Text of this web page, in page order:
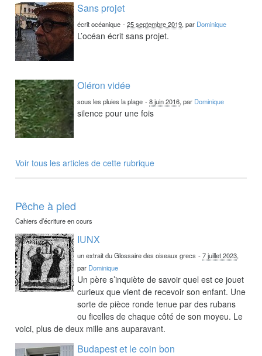
Sans projet
écrit océanique -25 septembre 2019, par Dominique
L’océan écrit sans projet.
Oléron vidée
sous les pluies la plage -8 juin 2016, par Dominique
silence pour une fois
Voir tous les articles de cette rubrique
Pêche à pied
Cahiers d’écriture en cours
IUNX
un extrait du Glossaire des oiseaux grecs -7 juillet 2023,
par Dominique
Un père s’inquiète de savoir quel est ce jouet
curieux que vient de recevoir son enfant. Une
sorte de pièce ronde tenue par des rubans
ou ficelles de chaque côté de son moyeu. Le
voici, plus de deux mille ans auparavant.
Budapest et le coin bon